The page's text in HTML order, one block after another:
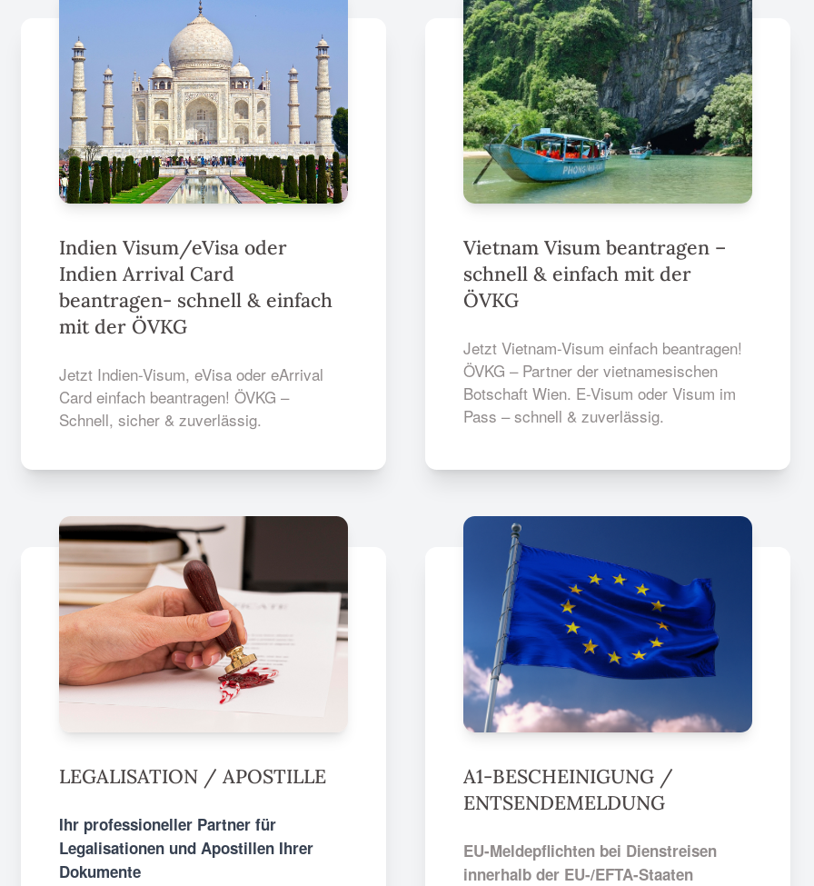
Indien Visum/eVisa oder
Indien Arrival Card
beantragen- schnell & einfach
mit der ÖVKG
Jetzt Indien-Visum, eVisa oder eArrival
Card einfach beantragen! ÖVKG –
Schnell, sicher & zuverlässig.
Vietnam Visum beantragen –
schnell & einfach mit der
ÖVKG
Jetzt Vietnam-Visum einfach beantragen!
ÖVKG – Partner der vietnamesischen
Botschaft Wien. E-Visum oder Visum im
Pass – schnell & zuverlässig.
LEGALISATION / APOSTILLE
Ihr professioneller Partner für
Legalisationen und Apostillen Ihrer
Dokumente
A1-BESCHEINIGUNG /
ENTSENDEMELDUNG
EU-Meldepflichten bei Dienstreisen
innerhalb der EU-/EFTA-Staaten